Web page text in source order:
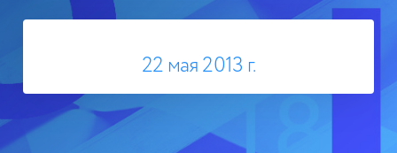
22 мая 2013 г.